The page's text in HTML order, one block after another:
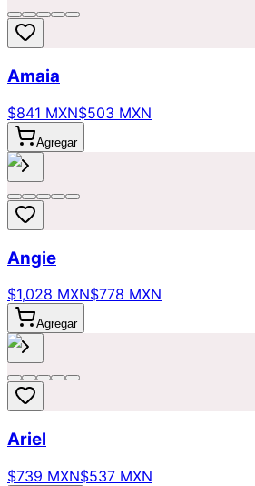
Amaia
$841 MXN$503 MXN
Agregar
Angie
$1,028 MXN$778 MXN
Agregar
Ariel
$739 MXN$537 MXN